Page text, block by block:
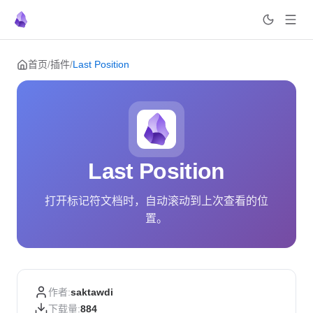
Skip to content
首页/插件/Last Position
Last Position
打开标记符文档时，自动滚动到上次查看的位
置。
作者:saktawdi
下载量:884